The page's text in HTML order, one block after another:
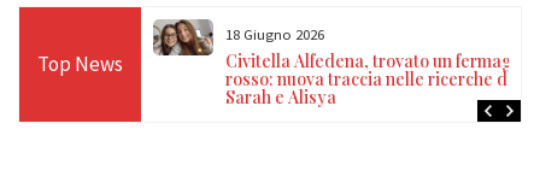
Top News
dopo 14
e
18 Giugno 2026
Civitella Alfedena, trovato un fermaglio
rosso: nuova traccia nelle ricerche di
Sarah e Alisya